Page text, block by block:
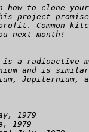
how to clone
project
Common
next month!
is a
and is
Jupiternium,
1979
1979